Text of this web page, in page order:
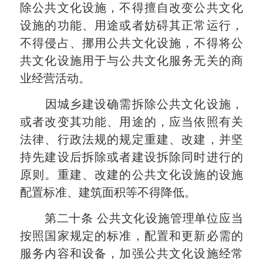
除公共文化设施，不得擅自改变公共文化
设施的功能、用途或者妨碍其正常运行，
不得侵占、挪用公共文化设施，不得将公
共文化设施用于与公共文化服务无关的商
业经营活动。
因城乡建设确需拆除公共文化设施，
或者改变其功能、用途的，应当依照有关
法律、行政法规的规定重建、改建，并坚
持先建设后拆除或者建设拆除同时进行的
原则。重建、改建的公共文化设施的设施
配置标准、建筑面积等不得降低。
第二十条 公共文化设施管理单位应当
按照国家规定的标准，配置和更新必需的
服务内容和设备，加强公共文化设施经常